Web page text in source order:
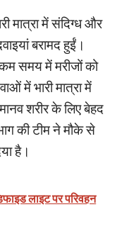
मात्रा में संदिग्ध और
बरामद हुईं।
समय में मरीजों को
में भारी मात्रा में
शरीर के लिए बेहद
की टीम ने मौके से
है।
लाइट पर परिवहन